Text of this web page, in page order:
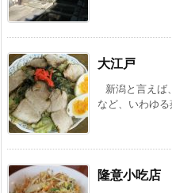
大江戸
新潟と言えば
など、いわゆ
隆意小吃店